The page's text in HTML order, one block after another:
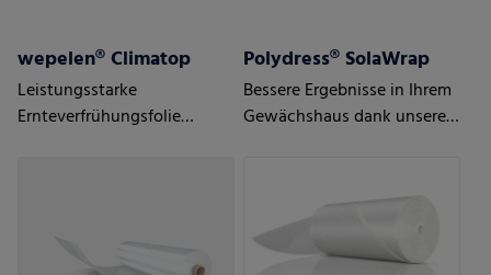
wepelen® Climatop
Leistungsstarke
Ernteverfrühungsfolie
Polydress® SolaWrap
Bessere Ergebnisse in Ihrem
Gewächshaus dank unserer